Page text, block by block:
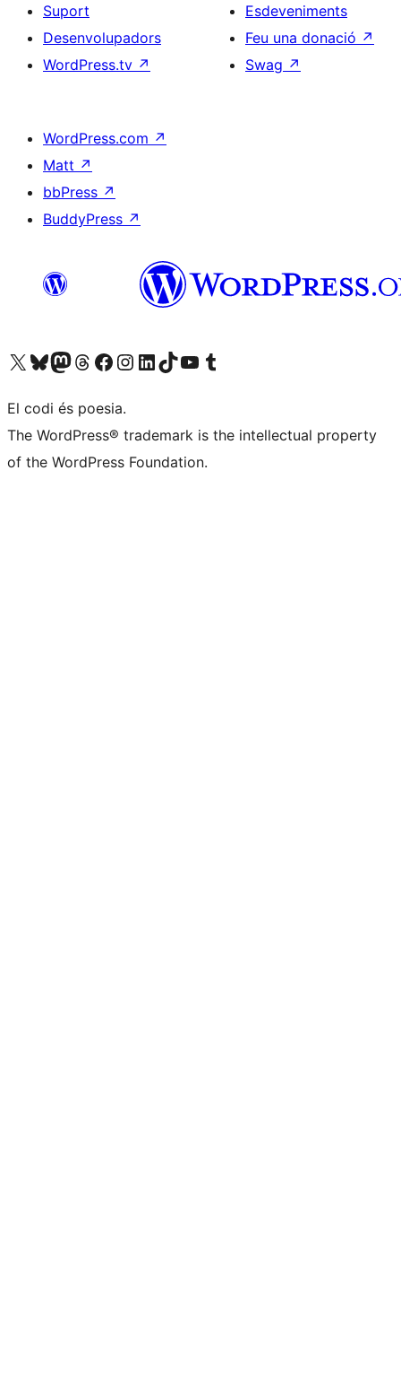
Suport
Desenvolupadors
WordPress.tv ↗
Esdeveniments
Feu una donació ↗
Swag ↗
WordPress.com ↗
Matt ↗
bbPress ↗
BuddyPress ↗
Visiteu el nostre compte X (abans Twitter)
Visiteu el nostre compte de Bluesky
Visiteu el nostre compte al Mastodon
Visiteu el nostre compte de Threads
Visiteu la nostra pàgina al Facebook
Visiteu el nostre compte d'Instagram
Visiteu el nostre compte de LinkedIn
Visiteu el nostre compte de TikTok
Visiteu el nostre canal al YouTube
Visiteu el nostre compte de Tumblr
El codi és poesia.
The WordPress® trademark is the intellectual property
of the WordPress Foundation.